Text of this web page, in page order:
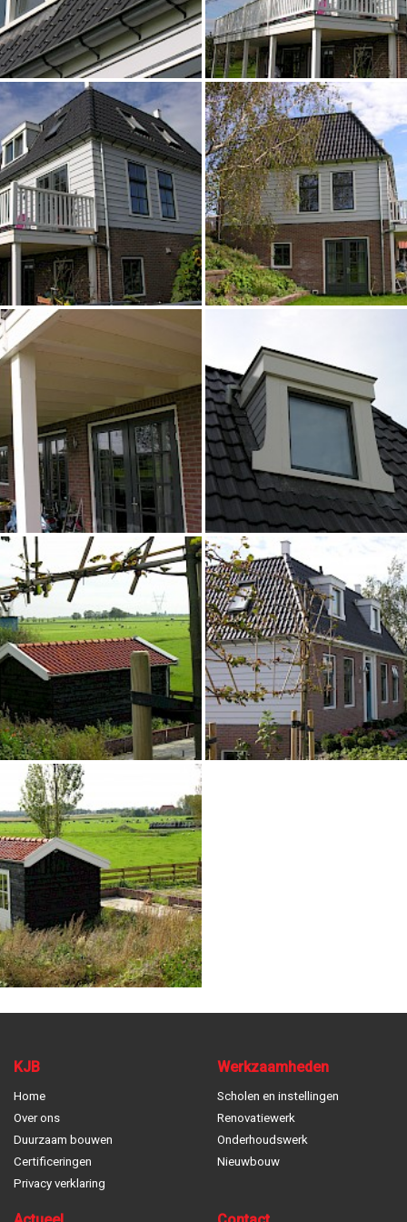
KJB
Home
Over ons
Duurzaam bouwen
Certificeringen
Privacy verklaring
Werkzaamheden
Scholen en instellingen
Renovatiewerk
Onderhoudswerk
Nieuwbouw